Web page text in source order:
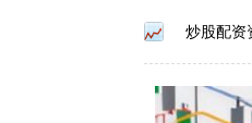
炒股配资